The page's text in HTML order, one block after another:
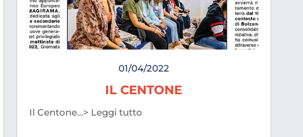
01/04/2022
IL CENTONE
Il Centone…> Leggi tutto